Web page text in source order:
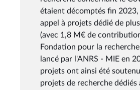
étaient décomptés fin
appel à projets dédié de
(avec 1,8 M€ de
Fondation pour la
lancé par l'ANRS - MIE en
projets ont ainsi été
projets de recherche dédiés